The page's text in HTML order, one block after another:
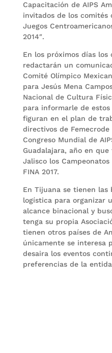
Capacitación de AIPS
invitados de los comités
Juegos
2014″.
En los próximos días los
redactarán un
Comité Olímpico
para Jesús Mena
Nacional de Cultura
para informarle de
figuran en el plan de
directivos de Femecrode
Congreso Mundial de
Guadalajara, año en
Jalisco los
FINA 2017.
En Tijuana se tienen las
logística para organizar
alcance binacional y
tenga su propia
tienen otros países de
únicamente se interesa
desaira los eventos
preferencias de la